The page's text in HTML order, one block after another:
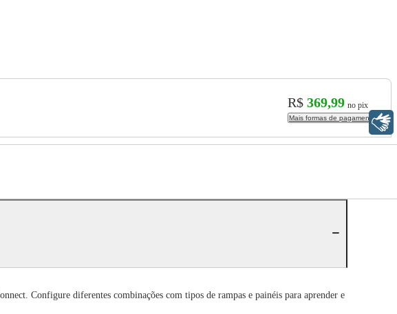
R$ 369,99 no pix
Mais formas de pagamento
Configure diferentes combinações com tipos de rampas e painéis para aprender e
Libras